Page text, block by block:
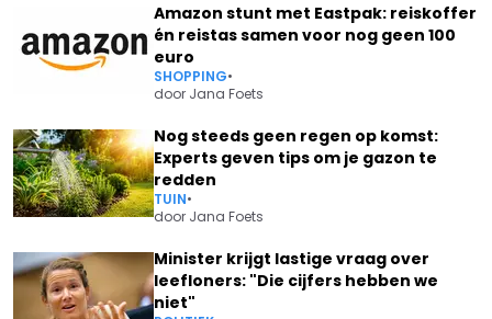
Amazon stunt met Eastpak: reiskoffer
én reistas samen voor nog geen 100
euro
SHOPPING•
door Jana Foets
Nog steeds geen regen op komst:
Experts geven tips om je gazon te
redden
TUIN•
door Jana Foets
Minister krijgt lastige vraag over
leefloners: "Die cijfers hebben we
niet"